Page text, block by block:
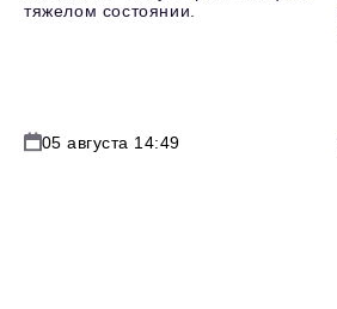
тяжелом состоянии.
05 августа 14:49